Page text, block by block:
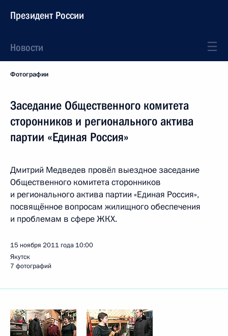
Президент России
Новости
Фотографии
Заседание Общественного комитета
сторонников и регионального актива
партии «Единая Россия»
Дмитрий Медведев провёл выездное заседание
Общественного комитета сторонников
и регионального актива партии «Единая Россия»,
посвящённое вопросам жилищного обеспечения
и проблемам в сфере ЖКХ.
15 ноября 2011 года 10:00
Якутск
7 фотографий